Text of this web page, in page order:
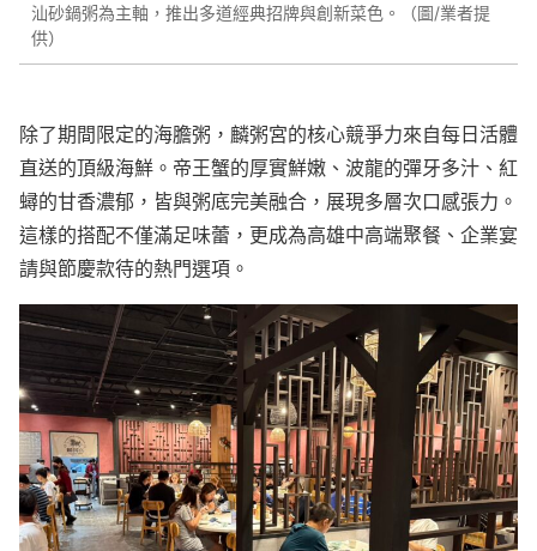
汕砂鍋粥為主軸，推出多道經典招牌與創新菜色。（圖/業者提
供）
除了期間限定的海膽粥，麟粥宮的核心競爭力來自每日活體
直送的頂級海鮮。帝王蟹的厚實鮮嫩、波龍的彈牙多汁、紅
蟳的甘香濃郁，皆與粥底完美融合，展現多層次口感張力。
這樣的搭配不僅滿足味蕾，更成為高雄中高端聚餐、企業宴
請與節慶款待的熱門選項。